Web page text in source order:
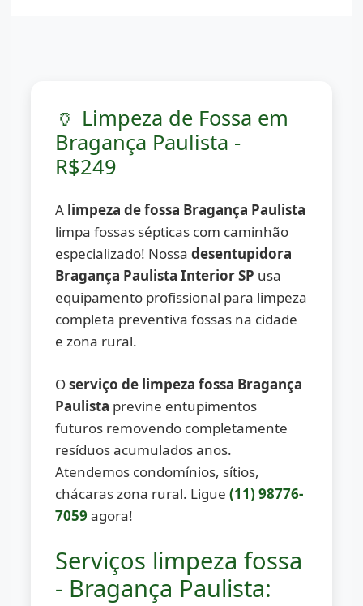
🏺 Limpeza de Fossa em
Bragança Paulista -
R$249
A limpeza de fossa Bragança Paulista
limpa fossas sépticas com caminhão
especializado! Nossadesentupidora
Bragança Paulista Interior SP usa
equipamento profissional para limpeza
completa preventiva fossas na cidade
e zona rural.
Oserviço de limpeza fossa Bragança
Paulista previne entupimentos
futuros removendo completamente
resíduos acumulados anos.
Atendemos condomínios, sítios,
chácaras zona rural. Ligue(11) 98776-
7059 agora!
Serviços limpeza fossa
- Bragança Paulista: